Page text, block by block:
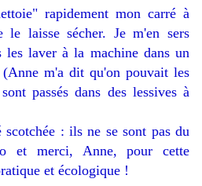
rapidement mon carré à
laisse sécher. Je m'en sers
les laver à la machine dans un
m'a dit qu'on pouvait les
passés dans des lessives à
: ils ne se sont pas du
et merci, Anne, pour cette
et écologique !